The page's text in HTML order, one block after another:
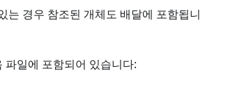
는 경우 참조된 개체도 배달에 포함됩니
일에 포함되어 있습니다: